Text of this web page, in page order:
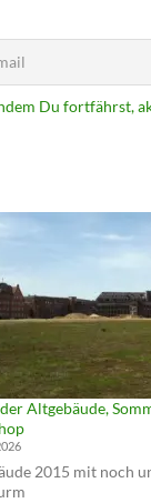
Du fortfährst,
Altgebäude,
2015 mit noch